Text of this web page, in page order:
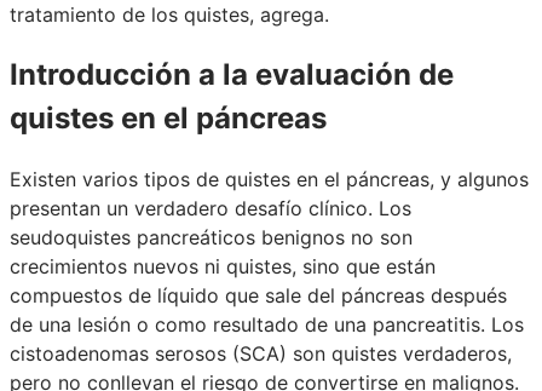
tratamiento de los quistes, agrega.
Introducción a la evaluación de
quistes en el páncreas
Existen varios tipos de quistes en el páncreas, y algunos
presentan un verdadero desafío clínico. Los
seudoquistes pancreáticos benignos no son
crecimientos nuevos ni quistes, sino que están
compuestos de líquido que sale del páncreas después
de una lesión o como resultado de una pancreatitis. Los
cistoadenomas serosos (SCA) son quistes verdaderos,
pero no conllevan el riesgo de convertirse en malignos.